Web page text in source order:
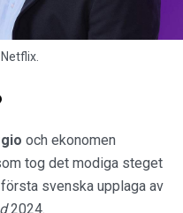
och ekonomen
tog det modiga steget
första svenska upplaga av
2024.